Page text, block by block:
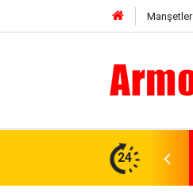
Manşetler
24
Kiralar yükseldi, restoranlarda